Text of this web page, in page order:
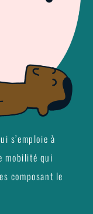
s’emploie à
mobilité qui
composant le